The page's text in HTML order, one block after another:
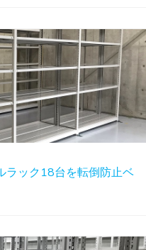
ラック18台を転倒防止ベ